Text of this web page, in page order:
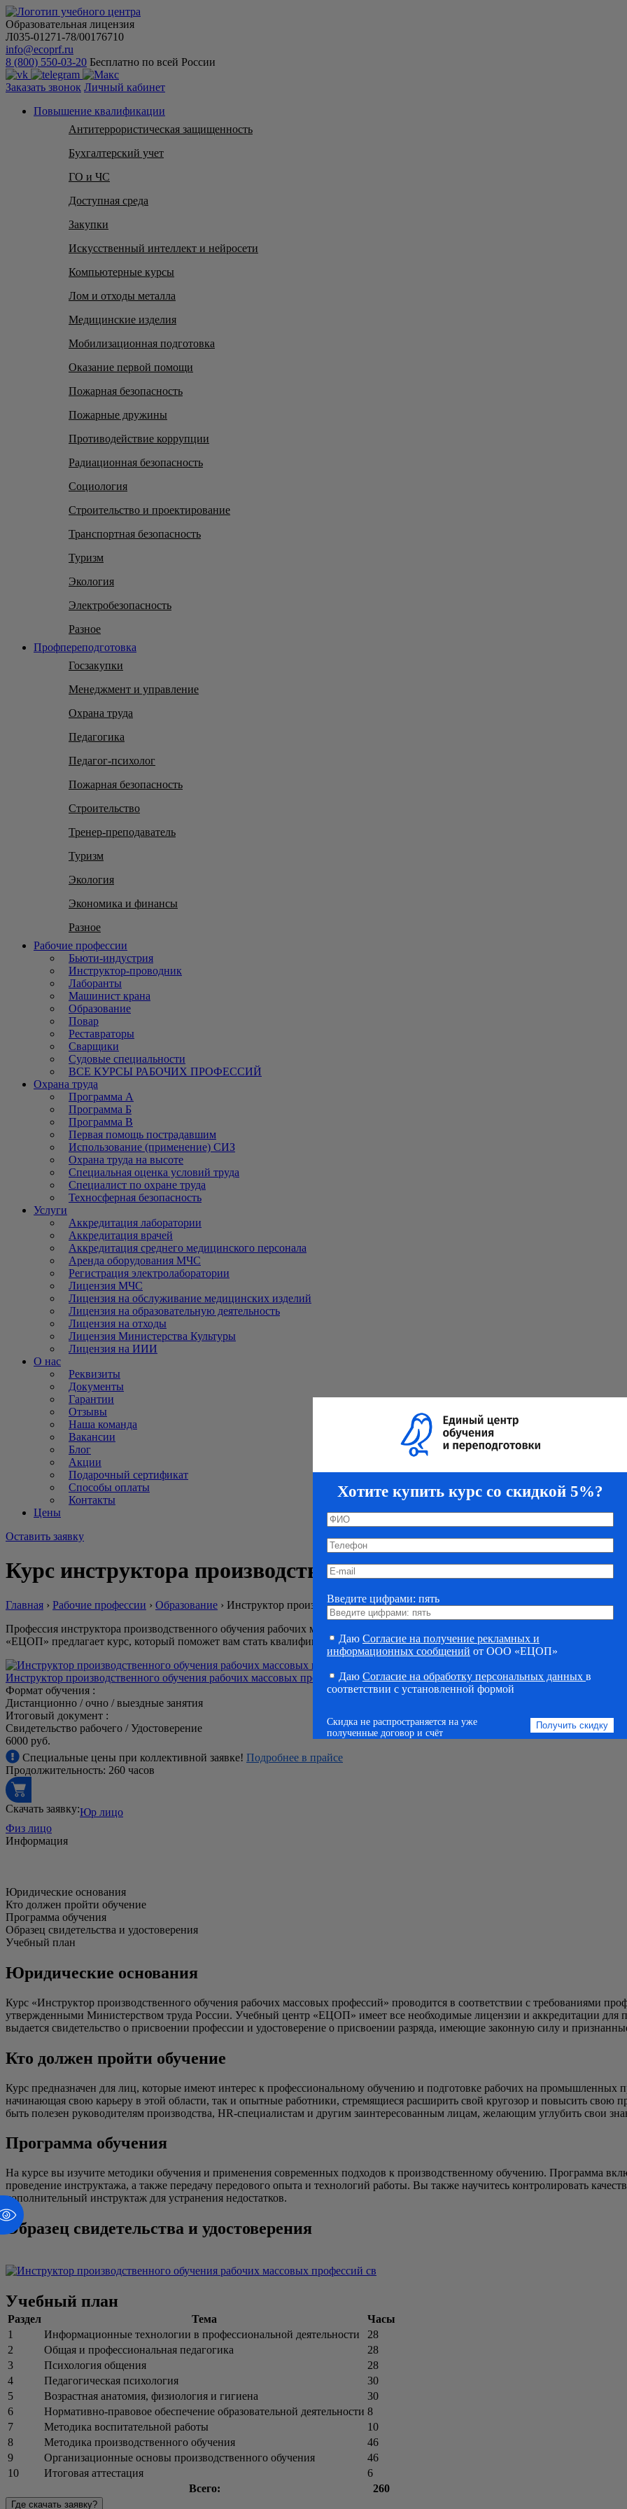
Образовательная лицензия
Л035-01271-78/00176710
info@ecoprf.ru
8 (800) 550-03-20 Бесплатно по всей России
Заказать звонок Личный кабинет
Повышение квалификации
Антитеррористическая защищенность
Бухгалтерский учет
ГО и ЧС
Доступная среда
Закупки
Искусственный интеллект и нейросети
Компьютерные курсы
Лом и отходы металла
Медицинские изделия
Мобилизационная подготовка
Оказание первой помощи
Пожарная безопасность
Пожарные дружины
Противодействие коррупции
Радиационная безопасность
Социология
Строительство и проектирование
Транспортная безопасность
Туризм
Экология
Электробезопасность
Разное
Профпереподготовка
Госзакупки
Менеджмент и управление
Охрана труда
Педагогика
Педагог-психолог
Пожарная безопасность
Строительство
Тренер-преподаватель
Туризм
Экология
Экономика и финансы
Разное
Рабочие профессии
Бьюти-индустрия
Инструктор-проводник
Лаборанты
Машинист крана
Образование
Повар
Реставраторы
Сварщики
Судовые специальности
ВСЕ КУРСЫ РАБОЧИХ ПРОФЕССИЙ
Охрана труда
Программа А
Программа Б
Программа В
Первая помощь пострадавшим
Использование (применение) СИЗ
Охрана труда на высоте
Специальная оценка условий труда
Специалист по охране труда
Техносферная безопасность
Услуги
Аккредитация лаборатории
Аккредитация врачей
Аккредитация среднего медицинского персонала
Аренда оборудования МЧС
Регистрация электролаборатории
Лицензия МЧС
Лицензия на обслуживание медицинских изделий
Лицензия на образовательную деятельность
Лицензия на отходы
Лицензия Министерства Культуры
Лицензия на ИИИ
О нас
Реквизиты
Документы
Гарантии
Отзывы
Наша команда
Вакансии
Блог
Акции
Подарочный сертификат
Способы оплаты
Контакты
Цены
Оставить заявку
Курс инструктора производственного обучения рабочих
Главная › Рабочие профессии › Образование › Инструктор производственного обучения рабочих массовых профессий
Профессия инструктора производственного обучения рабочих массовых профессий играет ключевую роль в подготовке и
«ЕЦОП» предлагает курс, который поможет вам стать квалифицированным специалистом в этой области.
Инструктор производственного обучения рабочих массовых профессий
Формат обучения :
Дистанционно / очно / выездные занятия
Итоговый документ :
Свидетельство рабочего / Удостоверение
6000 руб.
Специальные цены при коллективной заявке! Подробнее в прайсе
Продолжительность: 260 часов
Скачать заявку:Юр лицо
Физ лицо
Информация
Юридические основания
Кто должен пройти обучение
Программа обучения
Образец свидетельства и удостоверения
Учебный план
Юридические основания
Курс «Инструктор производственного обучения рабочих массовых профессий» проводится в соответствии с требованиями
утвержденными Министерством труда России. Учебный центр «ЕЦОП» имеет все необходимые лицензии и аккредитации для
выдается свидетельство о присвоении профессии и удостоверение о присвоении разряда, имеющие законную силу и
Кто должен пройти обучение
Курс предназначен для лиц, которые имеют интерес к профессиональному обучению и подготовке рабочих на промышленных
начинающая свою карьеру в этой области, так и опытные работники, стремящиеся расширить свой кругозор и повысить свою
быть полезен руководителям производства, HR-специалистам и другим заинтересованным лицам, желающим углубить свои
Программа обучения
На курсе вы изучите методики обучения и применения современных подходов к производственному обучению. Программа
проведение инструктажа, а также передачу передового опыта и технологий работы. Вы также научитесь контролировать
дополнительный инструктаж для устранения недостатков.
Образец свидетельства и удостоверения
Учебный план
Раздел Тема
Часы
1
Информационные технологии в профессиональной деятельности
28
2
Общая и профессиональная педагогика
28
3
Психология общения
28
4
Педагогическая психология
30
5
Возрастная анатомия, физиология и гигиена
30
6
Нормативно-правовое обеспечение образовательной деятельности 8
7
Методика воспитательной работы
10
8
Методика производственного обучения
46
9
Организационные основы производственного обучения
46
10
Итоговая аттестация
6
Всего:
260
Где скачать заявку?
Хотите купить курс со скидкой 5%?
Введите цифрами: пять
Даю Согласие на получение рекламных и
информационных сообщений от ООО «ЕЦОП»
Даю Согласие на обработку персональных данных в
соответствии с установленной формой
Скидка не распространяется на уже
полученные договор и счёт